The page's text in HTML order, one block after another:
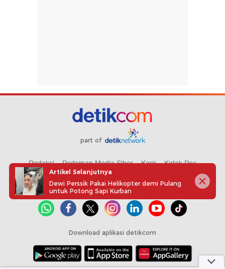
part of
Redaksi Pedoman Media Siber Karir
Kotak Pos
Info Iklan
Privacy Policy
Download aplikasi detikcom
Artikel Selanjutnya
Dewi Perssik Pakai Helikopter demi Pulang
untuk Potong Sapi Kurban